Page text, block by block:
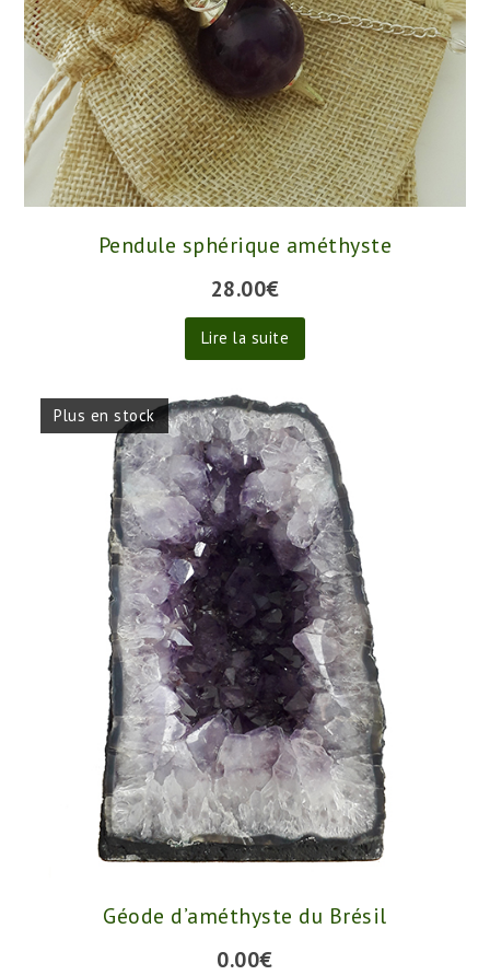
Pendule sphérique améthyste
28.00€
Lire la suite
Plus en stock
Géode d’améthyste du Brésil
0.00€